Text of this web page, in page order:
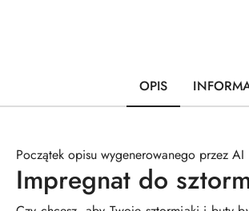
OPIS
Początek opisu wygenerowanego przez AI
Impregnat do